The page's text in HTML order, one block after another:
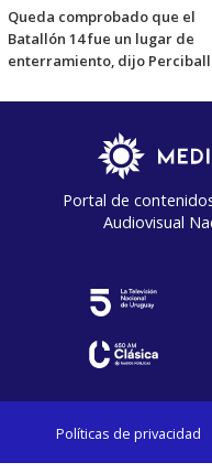
Queda comprobado que el
Batallón 14 fue un lugar de
enterramiento, dijo
Portal de
Audiovisual
Políticas de privacidad